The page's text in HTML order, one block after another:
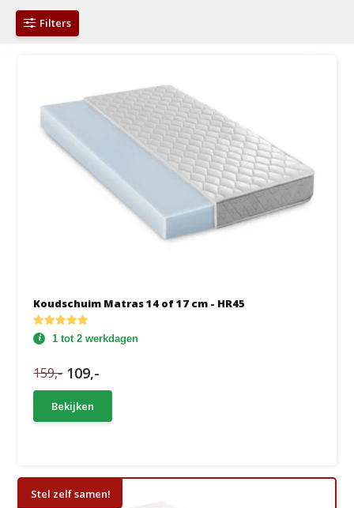
Filters
Koudschuim Matras 14 of 17 cm - HR45
1 tot 2 werkdagen
159,- 109,-
Bekijken
Stel zelf samen!